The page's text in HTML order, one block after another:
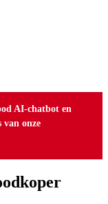
AI-chatbot en
onze